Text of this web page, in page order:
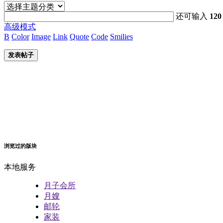
还可输入 120
高级模式
B Color Image Link Quote Code Smilies
发表帖子
浏览过的版块
本地服务
月子会所
月嫂
邮轮
家装